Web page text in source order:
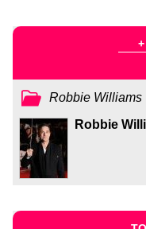
Robbie Williams
Robbie